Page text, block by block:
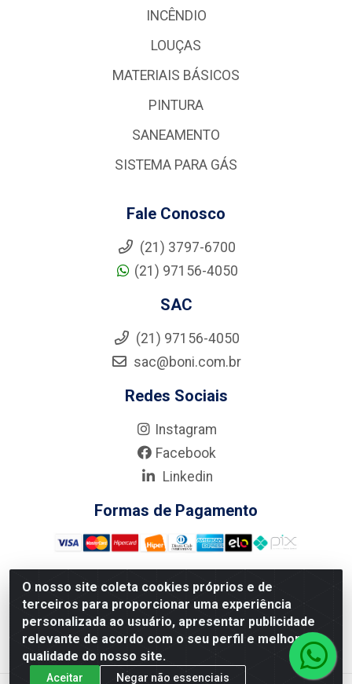
O nosso site coleta cookies próprios e de
terceiros para proporcionar uma experiência
personalizada ao usuário, apresentar publicidade
relevante de acordo com o seu perfil e melhorar a
qualidade do nosso site.
Aceitar Negar não essenciais
INCÊNDIO
LOUÇAS
MATERIAIS BÁSICOS
PINTURA
SANEAMENTO
SISTEMA PARA GÁS
Fale Conosco
(21) 3797-6700
(21) 97156-4050
SAC
(21) 97156-4050
sac@boni.com.br
Redes Sociais
Instagram
Facebook
Linkedin
Formas de Pagamento
Nova Boni Distribuidora de Material de Construção LTDA - Rua
Alice Tibiriçá, 330 - Vila Da Penha, Rio de Janeiro/RJ - CEP:
21.210-110 - CNPJ: 11.003.135/0001-27